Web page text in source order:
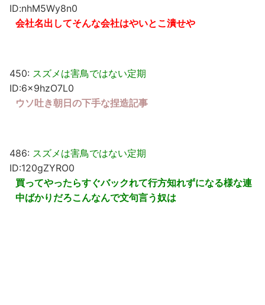
ID:nhM5Wy8n0
会社名出してそんな会社はやいとこ潰せや
450: スズメは害鳥ではない定期
ID:6x9hzO7L0
ウソ吐き朝日の下手な捏造記事
486: スズメは害鳥ではない定期
ID:120gZYRO0
買ってやったらすぐバックれて行方知れずになる様な連
中ばかりだろこんなんで文句言う奴は